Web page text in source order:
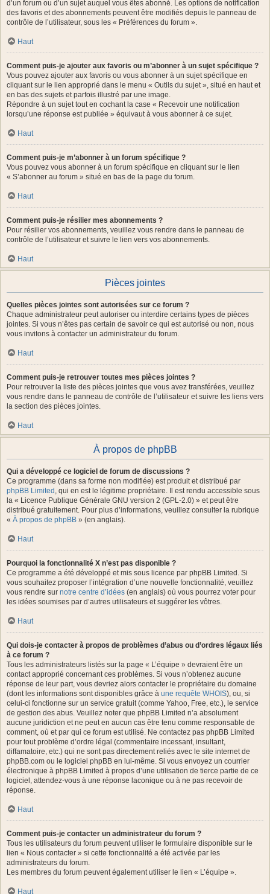
d’un forum ou d’un sujet auquel vous êtes abonné. Les options de notification
des favoris et des abonnements peuvent être modifiés depuis le panneau de
contrôle de l’utilisateur, sous les « Préférences du forum ».
Haut
Comment puis-je ajouter aux favoris ou m’abonner à un sujet spécifique ?
Vous pouvez ajouter aux favoris ou vous abonner à un sujet spécifique en
cliquant sur le lien approprié dans le menu « Outils du sujet », situé en haut et
en bas des sujets et parfois illustré par une image.
Répondre à un sujet tout en cochant la case « Recevoir une notification
lorsqu’une réponse est publiée » équivaut à vous abonner à ce sujet.
Haut
Comment puis-je m’abonner à un forum spécifique ?
Vous pouvez vous abonner à un forum spécifique en cliquant sur le lien
« S’abonner au forum » situé en bas de la page du forum.
Haut
Comment puis-je résilier mes abonnements ?
Pour résilier vos abonnements, veuillez vous rendre dans le panneau de
contrôle de l’utilisateur et suivre le lien vers vos abonnements.
Haut
Pièces jointes
Quelles pièces jointes sont autorisées sur ce forum ?
Chaque administrateur peut autoriser ou interdire certains types de pièces
jointes. Si vous n’êtes pas certain de savoir ce qui est autorisé ou non, nous
vous invitons à contacter un administrateur du forum.
Haut
Comment puis-je retrouver toutes mes pièces jointes ?
Pour retrouver la liste des pièces jointes que vous avez transférées, veuillez
vous rendre dans le panneau de contrôle de l’utilisateur et suivre les liens vers
la section des pièces jointes.
Haut
À propos de phpBB
Qui a développé ce logiciel de forum de discussions ?
Ce programme (dans sa forme non modifiée) est produit et distribué par
phpBB Limited , qui en est le légitime propriétaire. Il est rendu accessible sous
la « Licence Publique Générale GNU version 2 (GPL-2.0) » et peut être
distribué gratuitement. Pour plus d’informations, veuillez consulter la rubrique
« À propos de phpBB » (en anglais).
Haut
Pourquoi la fonctionnalité X n’est pas disponible ?
Ce programme a été développé et mis sous licence par phpBB Limited. Si
vous souhaitez proposer l’intégration d’une nouvelle fonctionnalité, veuillez
vous rendre sur notre centre d’idées (en anglais) où vous pourrez voter pour
les idées soumises par d’autres utilisateurs et suggérer les vôtres.
Haut
Qui dois-je contacter à propos de problèmes d’abus ou d’ordres légaux liés
à ce forum ?
Tous les administrateurs listés sur la page « L’équipe » devraient être un
contact approprié concernant ces problèmes. Si vous n’obtenez aucune
réponse de leur part, vous devriez alors contacter le propriétaire du domaine
(dont les informations sont disponibles grâce à une requête WHOIS), ou, si
celui-ci fonctionne sur un service gratuit (comme Yahoo, Free, etc.), le service
de gestion des abus. Veuillez noter que phpBB Limited n’a absolument
aucune juridiction et ne peut en aucun cas être tenu comme responsable de
comment, où et par qui ce forum est utilisé. Ne contactez pas phpBB Limited
pour tout problème d’ordre légal (commentaire incessant, insultant,
diffamatoire, etc.) qui ne sont pas directement reliés avec le site internet de
phpBB.com ou le logiciel phpBB en lui-même. Si vous envoyez un courrier
électronique à phpBB Limited à propos d’une utilisation de tierce partie de ce
logiciel, attendez-vous à une réponse laconique ou à ne pas recevoir de
réponse.
Haut
Comment puis-je contacter un administrateur du forum ?
Tous les utilisateurs du forum peuvent utiliser le formulaire disponible sur le
lien « Nous contacter » si cette fonctionnalité a été activée par les
administrateurs du forum.
Les membres du forum peuvent également utiliser le lien « L’équipe ».
Haut